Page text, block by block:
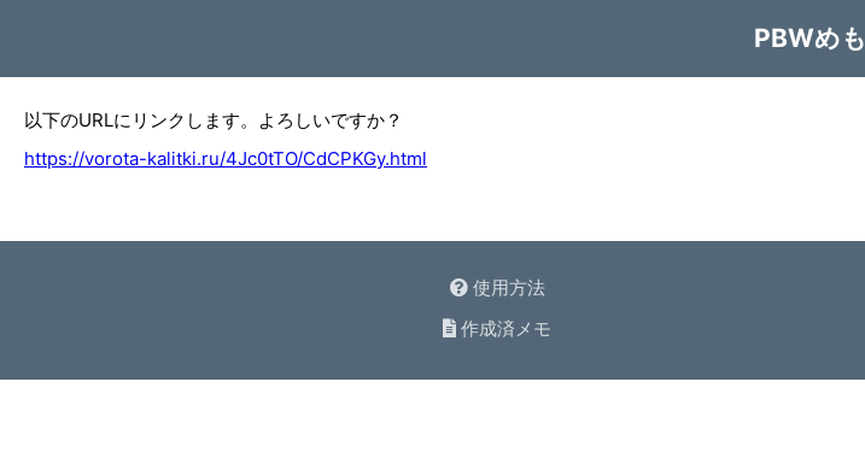
PBWめも
以下のURLにリンクします。よろしいですか？
https://vorota-kalitki.ru/4Jc0tTO/CdCPKGy.html
使用方法
作成済メモ